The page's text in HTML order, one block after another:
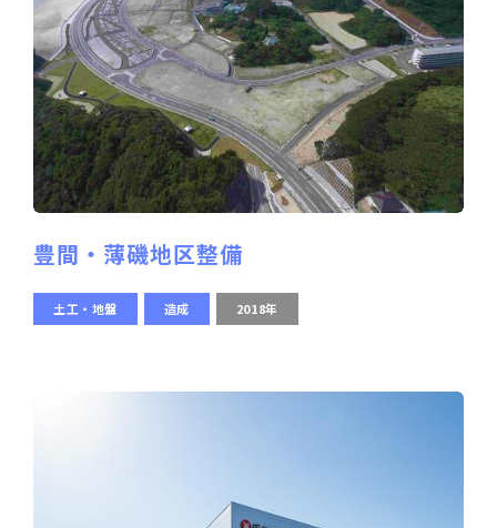
豊間・薄磯地区整備
土工・地盤 造成 2018年